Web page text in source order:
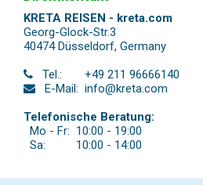
KRETA REISEN - kreta.com
Georg-Glock-Str.3
40474 Düsseldorf, Germany
Tel.:
+49 211 96666140
E-Mail: info@kreta.com
Telefonische Beratung:
Mo - Fr: 10:00 - 19:00
Sa:
10:00 - 14:00